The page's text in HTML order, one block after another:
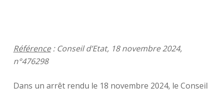
Référence: Conseil d’Etat, 18 novembre 2024,
n°476298
Dans un arrêt rendu le 18 novembre 2024, le Conseil